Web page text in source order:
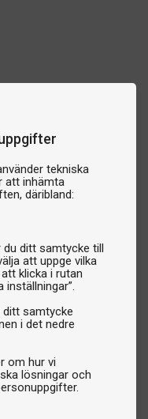
tekniska
att inhämta
däribland:
du ditt samtycke till
att uppge vilka
klicka i rutan
inställningar”.
ditt samtycke
i det nedre
om hur vi
lösningar och